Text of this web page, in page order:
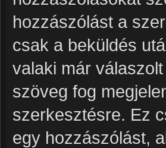
hozzászólást a
csak a beküldés
valaki már
szöveg fog
szerkesztésre. Ez
egy hozzászólást,